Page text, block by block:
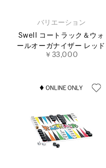
バリエーション
Swell コートラック＆ウォ
ールオーガナイザー レッド
￥33,000